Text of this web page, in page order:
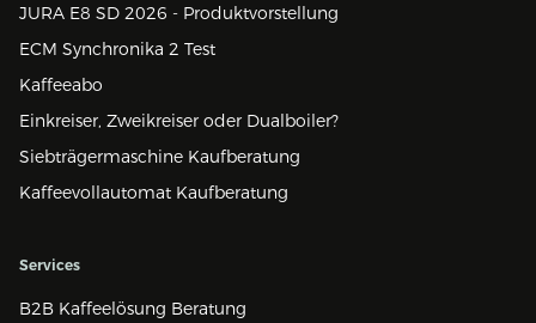
JURA E8 SD 2026 - Produktvorstellung
ECM Synchronika 2 Test
Kaffeeabo
Einkreiser, Zweikreiser oder Dualboiler?
Siebträgermaschine Kaufberatung
Kaffeevollautomat Kaufberatung
Services
B2B Kaffeelösung Beratung